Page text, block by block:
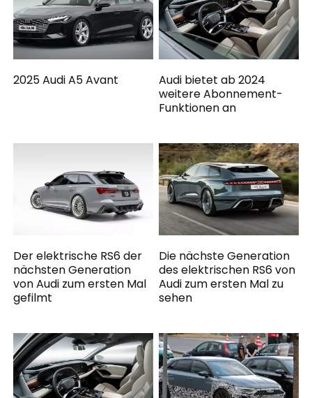
2025 Audi A5 Avant
Audi bietet ab 2024
weitere Abonnement-
Funktionen an
Der elektrische RS6 der
nächsten Generation
von Audi zum ersten Mal
gefilmt
Die nächste Generation
des elektrischen RS6 von
Audi zum ersten Mal zu
sehen